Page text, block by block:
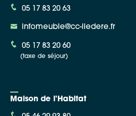
05 17 83 20 63
infomeuble@cc-iledere.fr
05 17 83 20 60
(taxe de séjour)
Maison de l'Habitat